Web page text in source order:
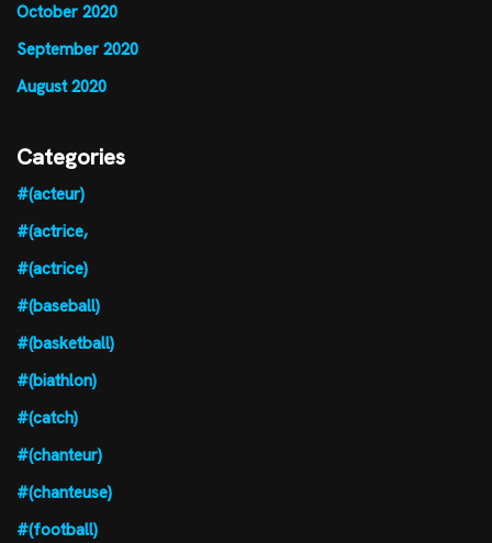
October 2020
September 2020
August 2020
Categories
#(acteur)
#(actrice,
#(actrice)
#(baseball)
#(basketball)
#(biathlon)
#(catch)
#(chanteur)
#(chanteuse)
#(football)